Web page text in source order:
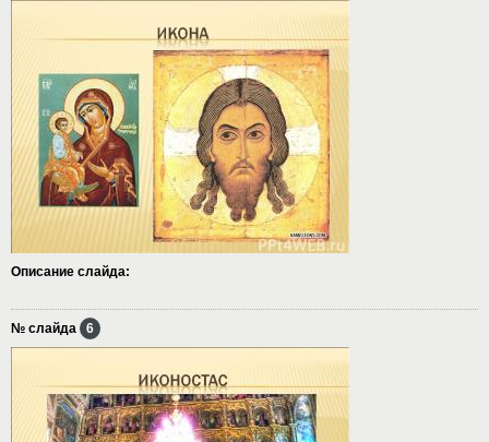
Описание слайда:
№ слайда 6